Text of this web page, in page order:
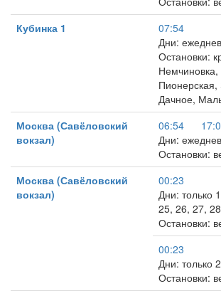
Кубинка 1
07:54
Дни:
Остановки:
Немчиновка,
Пионерская,
Дачное,
Москва (Савёловский
вокзал)
06:54
Дни:
Остановки:
Москва (Савёловский
вокзал)
00:23
Дни: только
25, 26, 27,
Остановки:
00:23
Дни: только
Остановки: